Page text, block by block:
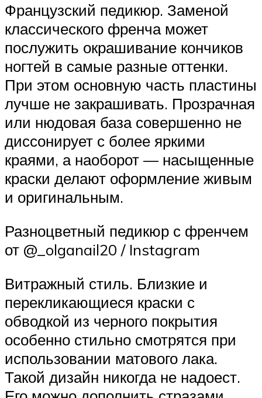
Французский педикюр. Заменой
классического френча может
послужить окрашивание кончиков
ногтей в самые разные оттенки.
При этом основную часть пластины
лучше не закрашивать. Прозрачная
или нюдовая база совершенно не
диссонирует с более яркими
краями, а наоборот — насыщенные
краски делают оформление живым
и оригинальным.
Разноцветный педикюр с френчем
от @_olganail20 / Instagram
Витражный стиль. Близкие и
перекликающиеся краски с
обводкой из черного покрытия
особенно стильно смотрятся при
использовании матового лака.
Такой дизайн никогда не надоест.